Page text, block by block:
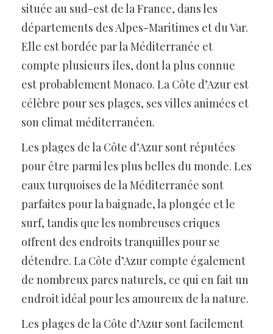
située au sud-est de la France, dans les
départements des Alpes-Maritimes et du Var.
Elle est bordée par la Méditerranée et
compte plusieurs îles, dont la plus connue
est probablement Monaco. La Côte d’Azur est
célèbre pour ses plages, ses villes animées et
son climat méditerranéen.
Les plages de la Côte d’Azur sont réputées
pour être parmi les plus belles du monde. Les
eaux turquoises de la Méditerranée sont
parfaites pour la baignade, la plongée et le
surf, tandis que les nombreuses criques
offrent des endroits tranquilles pour se
détendre. La Côte d’Azur compte également
de nombreux parcs naturels, ce qui en fait un
endroit idéal pour les amoureux de la nature.
Les plages de la Côte d’Azur sont facilement